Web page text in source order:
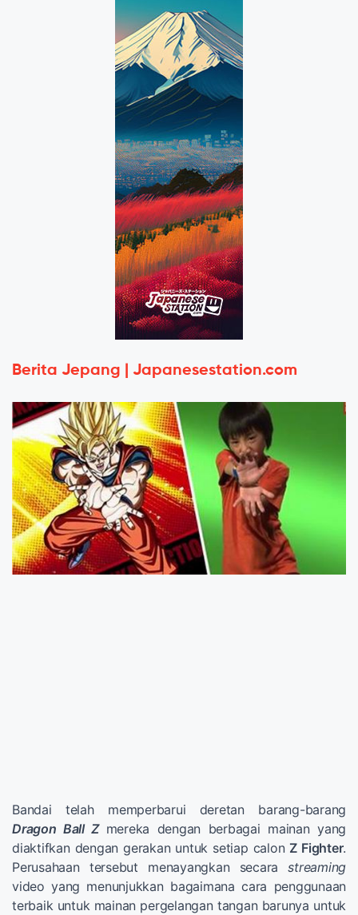
Berita Jepang | Japanesestation.com
Bandai telah memperbarui deretan barang-barang
Dragon Ball Z mereka dengan berbagai mainan yang
diaktifkan dengan gerakan untuk setiap calon Z Fighter.
Perusahaan tersebut menayangkan secarastreaming
video yang menunjukkan bagaimana cara penggunaan
terbaik untuk mainan pergelangan tangan barunya untuk